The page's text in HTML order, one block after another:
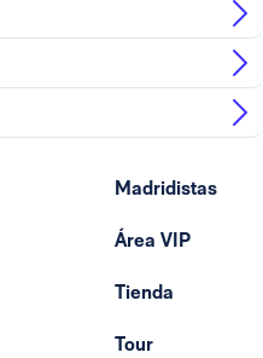
Madridistas
Área VIP
Tienda
Tour